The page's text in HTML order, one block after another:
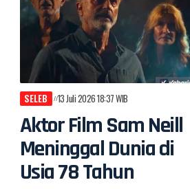
SELEB 13 Juli 2026 18:37 WIB
Aktor Film Sam Neill
Meninggal Dunia di
Usia 78 Tahun